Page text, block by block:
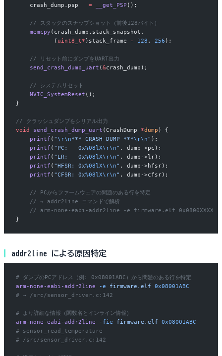
    crash_dump.psp
= __get_PSP ();
    // スタックのスナップショット（前後128バイト）
    memcpy
(crash_dump.stack_snapshot,
           (
uint8_t* )stack_frame - 128 , 256 );
    // リセット前にダンプをUART出力
    send_crash_dump_uart
(&crash_dump);
    // システムリセット
    NVIC_SystemReset
();
}
// クラッシュダンプをシリアル出力
void
send_crash_dump_uart (CrashDump *dump ) {
    printf
( "\r\n*** CRASH DUMP ***\r\n" );
    printf
( "PC:   0x%08lX\r\n" , dump->pc);
    printf
( "LR:   0x%08lX\r\n" , dump->lr);
    printf
( "HFSR: 0x%08lX\r\n" , dump->hfsr);
    printf
( "CFSR: 0x%08lX\r\n" , dump->cfsr);
    // PCからファームウェアの問題のある行を特定
    // → addr2line コマンドで解析
    // arm-none-eabi-addr2line -e firmware.elf 0x0800XXXX
}
addr2line による原因特定
# ダンプのPCアドレス（例: 0x08001ABC）から問題のある行を特定
arm-none-eabi-addr2line -e firmware.elf 0x08001ABC
# → /src/sensor_driver.c:142
# より詳細な情報（関数名とインライン情報）
arm-none-eabi-addr2line -fie firmware.elf 0x08001ABC
# sensor_read_temperature
# /src/sensor_driver.c:142